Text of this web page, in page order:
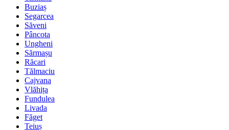
Buziaș
Segarcea
Săveni
Pâncota
Ungheni
Sărmașu
Răcari
Tălmaciu
Cajvana
Vlăhița
Fundulea
Livada
Făget
Teiuș